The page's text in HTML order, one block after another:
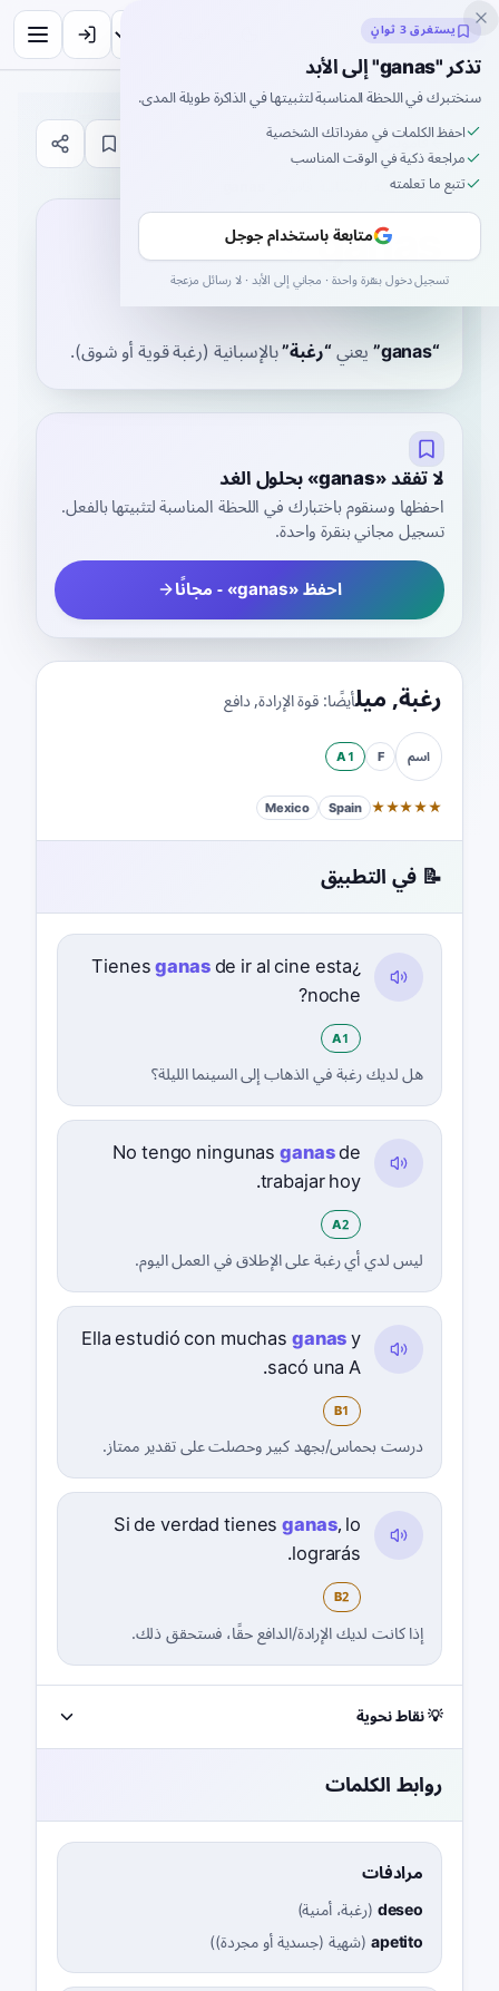
Inklingo
قاموس
الصفحة الرئيسية
ganas
GAH-nahs ˈɡanas
“
ganas
”يعني“رغبة”بالإسبانية(رغبة قوية أو شوق).
لا تفقد «ganas» بحلول الغد
احفظها وسنقوم باختبارك في اللحظة المناسبة لتثبيتها بالفعل.
تسجيل مجاني بنقرة واحدة.
احفظ «ganas» - مجانًا
رغبة,ميلأيضًا:قوة الإرادة,دافع
اسم F
A1
★
★
★
★
★
Spain
Mexico
📝 في التطبيق
¿Tienes
ganasde ir al cine esta
noche?
A1
هل لديك رغبة في الذهاب إلى السينما الليلة؟
No tengo ningunasganasde
trabajar hoy.
A2
ليس لدي أي رغبة على الإطلاق في العمل اليوم.
Ella estudió con muchasganasy
sacó una A.
B1
درست بحماس/بجهد كبير وحصلت على تقدير ممتاز.
Si de verdad tienesganas, lo
lograrás.
B2
إذا كانت لديك الإرادة/الدافع حقًا، فستحقق ذلك.
💡 نقاط نحوية
روابط الكلمات
مرادفات
deseo
(رغبة، أمنية)
apetito
(شهية (جسدية أو مجردة))
يستغرق 3 ثوانٍ
تذكر "ganas" إلى الأبد
سنختبرك في اللحظة المناسبة لتثبيتها في الذاكرة طويلة المدى.
احفظ الكلمات في مفرداتك الشخصية
مراجعة ذكية في الوقت المناسب
تتبع ما تعلمته
متابعة باستخدام جوجل
تسجيل دخول بنقرة واحدة · مجاني إلى الأبد · لا رسائل مزعجة